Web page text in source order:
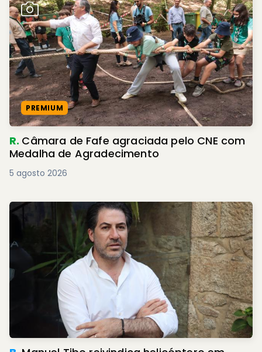
PREMIUM
R. Câmara de Fafe agraciada pelo CNE com
Medalha de Agradecimento
5 agosto 2026